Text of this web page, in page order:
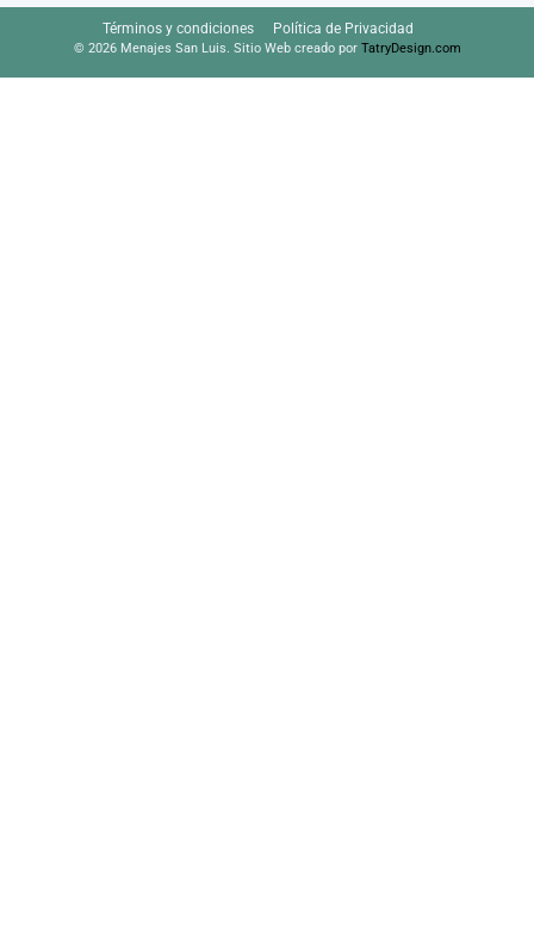
Términos y condiciones Política de Privacidad
© 2026 Menajes San Luis. Sitio Web creado por TatryDesign.com